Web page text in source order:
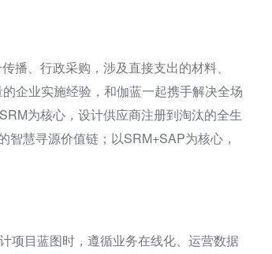
播、行政采购，涉及直接支出的材料、
企业实施经验，和伽蓝一起携手解决全场
为核心，设计供应商注册到淘汰的全生
慧寻源价值链；以SRM+SAP为核心，
项目蓝图时，遵循业务在线化、运营数据